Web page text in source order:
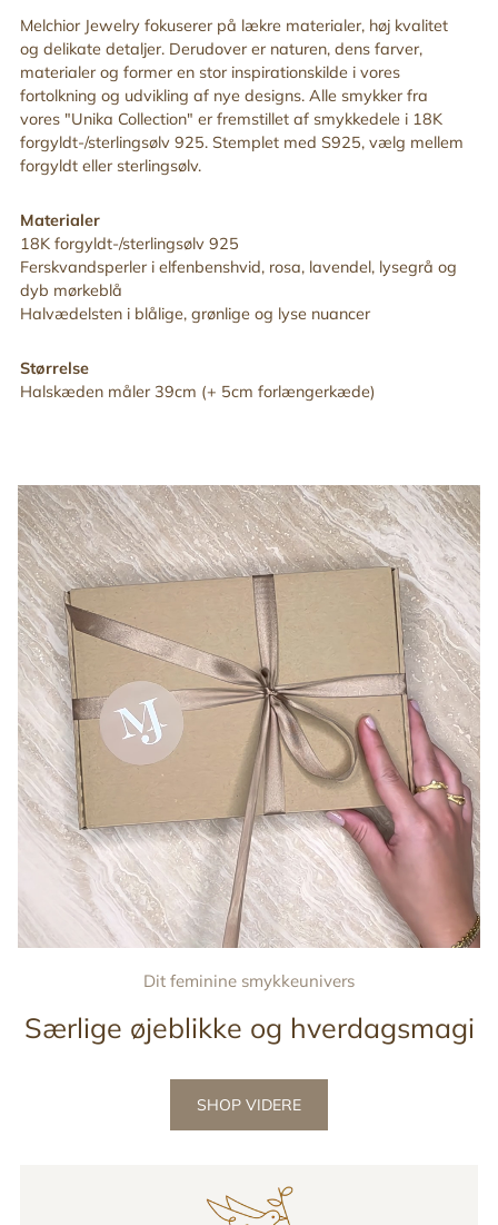
Melchior Jewelry fokuserer på lækre materialer, høj kvalitet
og delikate detaljer. Derudover er naturen, dens farver,
materialer og former en stor inspirationskilde i vores
fortolkning og udvikling af nye designs. Alle smykker fra
vores "Unika Collection" er fremstillet af smykkedele i 18K
forgyldt-/sterlingsølv 925. Stemplet med S925, vælg mellem
forgyldt eller sterlingsølv.
Materialer
18K forgyldt-/sterlingsølv 925
Ferskvandsperler i elfenbenshvid, rosa, lavendel, lysegrå og
dyb mørkeblå
Halvædelsten i blålige, grønlige og lyse nuancer
Størrelse
Halskæden måler 39cm (+ 5cm forlængerkæde)
Dit feminine smykkeunivers
Særlige øjeblikke og hverdagsmagi
SHOP VIDERE